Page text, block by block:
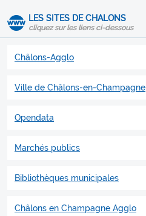
LES SITES DE CHALONS
cliquez sur les liens ci-dessous
Châlons-Agglo
Ville de Châlons-en-Champagne
Opendata
Marchés publics
Bibliothèques municipales
Châlons en Champagne Agglo